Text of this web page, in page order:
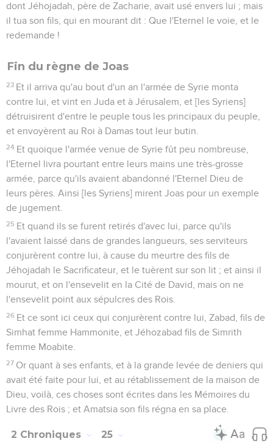
dont Jéhojadah, père de Zacharie, avait usé envers lui ; mais
il tua son fils, qui en mourant dit : Que l'Eternel le voie, et le
redemande !
Fin du règne de Joas
23 Et il arriva qu'au bout d'un an l'armée de Syrie monta
contre lui, et vint en Juda et à Jérusalem, et [les Syriens]
détruisirent d'entre le peuple tous les principaux du peuple,
et envoyèrent au Roi à Damas tout leur butin.
24 Et quoique l'armée venue de Syrie fût peu nombreuse,
l'Eternel livra pourtant entre leurs mains une très-grosse
armée, parce qu'ils avaient abandonné l'Eternel Dieu de
leurs pères. Ainsi [les Syriens] mirent Joas pour un exemple
de jugement.
25 Et quand ils se furent retirés d'avec lui, parce qu'ils
l'avaient laissé dans de grandes langueurs, ses serviteurs
conjurèrent contre lui, à cause du meurtre des fils de
Jéhojadah le Sacrificateur, et le tuèrent sur son lit ; et ainsi il
mourut, et on l'ensevelit en la Cité de David, mais on ne
l'ensevelit point aux sépulcres des Rois.
26 Et ce sont ici ceux qui conjurèrent contre lui, Zabad, fils de
Simhat femme Hammonite, et Jéhozabad fils de Simrith
femme Moabite.
27 Or quant à ses enfants, et à la grande levée de deniers qui
avait été faite pour lui, et au rétablissement de la maison de
Dieu, voilà, ces choses sont écrites dans les Mémoires du
Livre des Rois ; et Amatsia son fils régna en sa place.
2 Chroniques 25